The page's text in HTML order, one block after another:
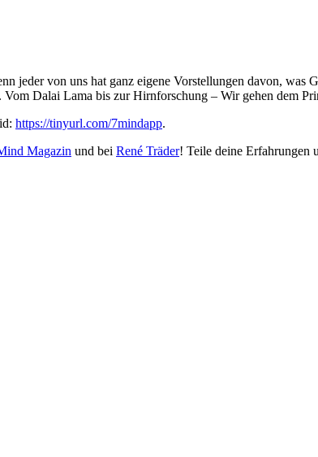
jeder von uns hat ganz eigene Vorstellungen davon,
Dalai Lama bis zur Hirnforschung – Wir gehen dem
https://tinyurl.com/7mindapp.
Magazin und bei René Träder! Teile deine Erfahrungen